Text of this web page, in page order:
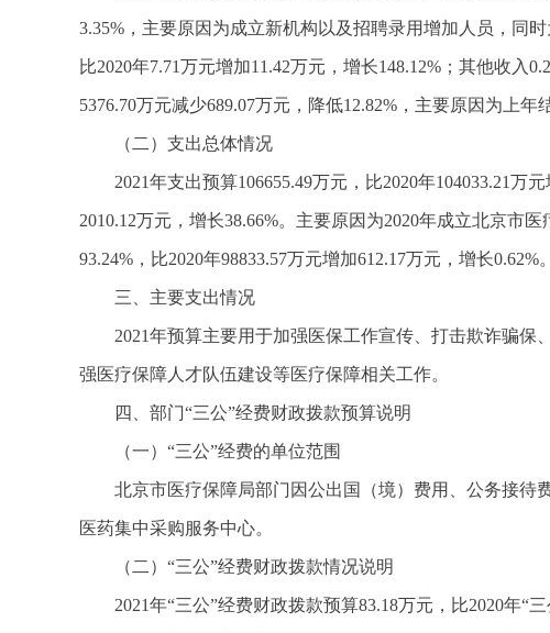
3.35%，主要原因为成立新机构以及招聘录用增加人员，同
比2020年7.71万元增加11.42万元，增长148.12%；其他收入
5376.70万元减少689.07万元，降低12.82%，主要原因为上年
（二）支出总体情况
2021年支出预算106655.49万元，比2020年104033.21万
2010.12万元，增长38.66%。主要原因为2020年成立北京市
93.24%，比2020年98833.57万元增加612.17万元，增长
三、主要支出情况
2021年预算主要用于加强医保工作宣传、打击欺诈骗
强医疗保障人才队伍建设等医疗保障相关工作。
四、部门“三公”经费财政拨款预算说明
（一） “三公”经费的单位范围
北京市医疗保障局部门因公出国（境）费用、公务接待
医药集中采购服务中心。
（二） “三公”经费财政拨款情况说明
2021年“三公”经费财政拨款预算83.18万元，比2020年“